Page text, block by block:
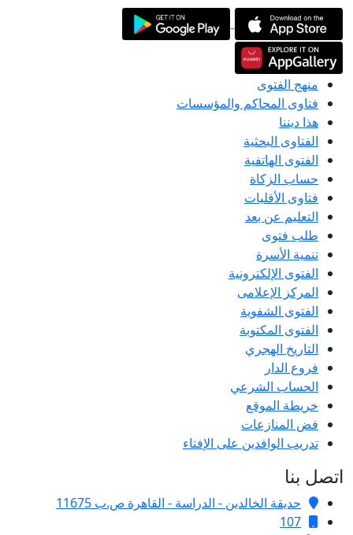
منهج الفتوى
فتاوى المحاكم والمؤسسات
هذا ديننا
الفتاوى البحثية
الفتوى الهاتفية
حساب الزكاة
فتاوى الأقليات
التعليم عن بعد
طلب فتوى
تنمية الأسرة
الفتوى الإلكترونية
المركز الإعلامى
الفتوى الشفوية
الفتوى المكتوبة
التاريخ الهجري
فروع الدار
الحساب الشرعي
خريطة الموقع
فض المنازعات
تدريب الوافدين على الإفتاء
اتصل بنا
حديقة الخالدين - الدراسة - القاهرة ص.ب 11675
107